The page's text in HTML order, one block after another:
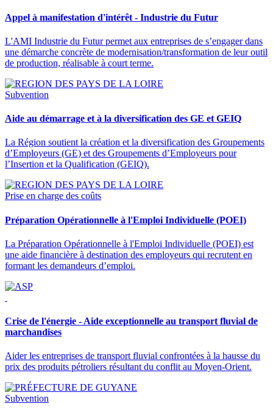
Appel à manifestation d'intérêt - Industrie du Futur
L'AMI Industrie du Futur permet aux entreprises de s’engager dans
une démarche concrète de modernisation/transformation de leur outil
de production, réalisable à court terme.
Subvention
Aide au démarrage et à la diversification des GE et GEIQ
La Région soutient la création et la diversification des Groupements
d’Employeurs (GE) et des Groupements d’Employeurs pour
l’Insertion et la Qualification (GEIQ).
Prise en charge des coûts
Préparation Opérationnelle à l'Emploi Individuelle (POEI)
La Préparation Opérationnelle à l'Emploi Individuelle (POEI) est
une aide financière à destination des employeurs qui recrutent en
formant les demandeurs d’emploi.
Crise de l'énergie - Aide exceptionnelle au transport fluvial de
marchandises
Aider les entreprises de transport fluvial confrontées à la hausse du
prix des produits pétroliers résultant du conflit au Moyen-Orient.
Subvention